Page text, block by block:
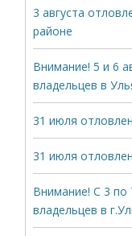
3 августа
районе
Внимание! 5 и 6
владельцев в
31 июля
31 июля
Внимание! С 3 по
владельцев в